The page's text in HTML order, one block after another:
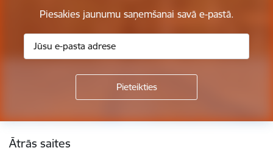
Piesakies jaunumu saņemšanai savā e-pastā.
Ātrās saites